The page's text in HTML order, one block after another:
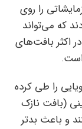
را روی
که می‌تواند
اکثر بافت‌های
را طی کرده
(بافت نازک
و باعث بدتر